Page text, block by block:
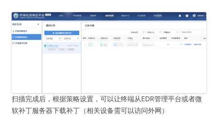
扫描完成后，根据策略设置，可以让终端从EDR管理平台或者微
软补丁服务器下载补丁（相关设备需可以访问外网）